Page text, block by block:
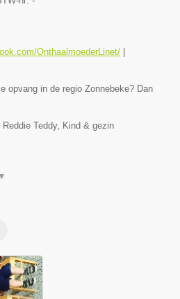
OnthaalmoederLinet/ |
opvang in de regio Zonnebeke? Dan
Teddy, Kind & gezin
▼